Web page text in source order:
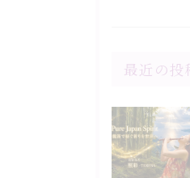
最近の投